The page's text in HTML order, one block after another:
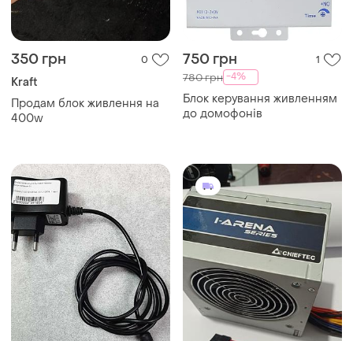
350 грн 0
Kraft
Продам блок живлення на
400w
750 грн 1
780 грн -4%
Блок керування живленням
до домофонів